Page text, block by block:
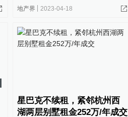
地产界 2023-04-18
星巴克不续租，紧邻杭州西
湖两层别墅租金252万/年成交